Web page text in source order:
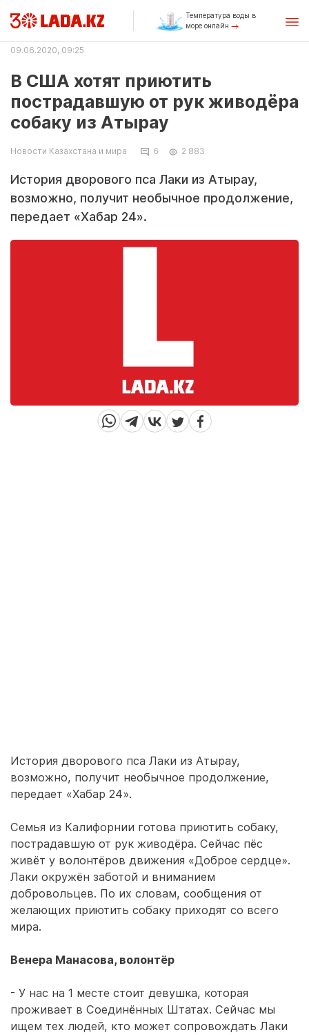
Температура воды в
море онлайн
09.06.2020, 09:25
В США хотят приютить
пострадавшую от рук живодёра
собаку из Атырау
Новости Казахстана и мира 6 2 883
История дворового пса Лаки из Атырау,
возможно, получит необычное продолжение,
передает «Хабар 24».
История дворового пса Лаки из Атырау,
возможно, получит необычное продолжение,
передает «Хабар 24».
Семья из Калифорнии готова приютить собаку,
пострадавшую от рук живодёра. Сейчас пёс
живёт у волонтёров движения «Доброе сердце».
Лаки окружён заботой и вниманием
добровольцев. По их словам, сообщения от
желающих приютить собаку приходят со всего
мира.
Венера Манасова, волонтёр
- У нас на 1 месте стоит девушка, которая
проживает в Соединённых Штатах. Сейчас мы
ищем тех людей, кто может сопровождать Лаки